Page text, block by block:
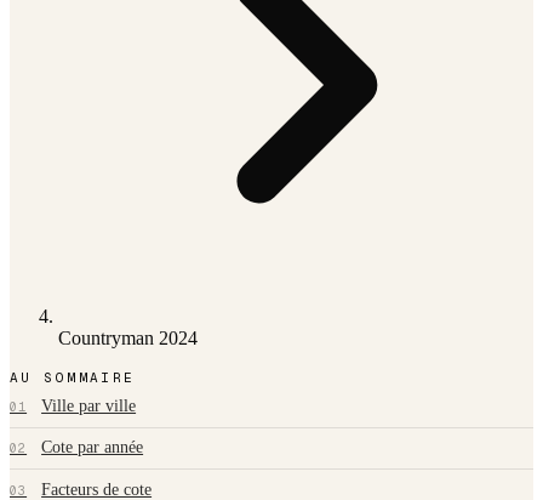
Countryman 2024
AU SOMMAIRE
01 Ville par ville
02 Cote par année
03 Facteurs de cote